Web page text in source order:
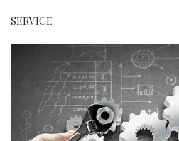
SERVICE